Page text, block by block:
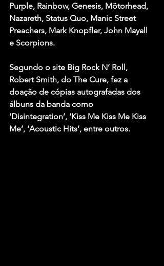
Purple, Rainbow, Genesis, Mötorhead,
Nazareth, Status Quo, Manic Street
Preachers, Mark Knopfler, John Mayall
e Scorpions.
Segundo o site Big Rock N’ Roll,
Robert Smith, do The Cure, fez a
doação de cópias autografadas dos
álbuns da banda como
‘Disintegration’, ‘Kiss Me Kiss Me Kiss
Me’, ‘Acoustic Hits’, entre outros.